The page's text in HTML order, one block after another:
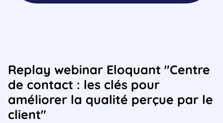
Replay webinar Eloquant "Centre
de contact : les clés pour
améliorer la qualité perçue par le
client"